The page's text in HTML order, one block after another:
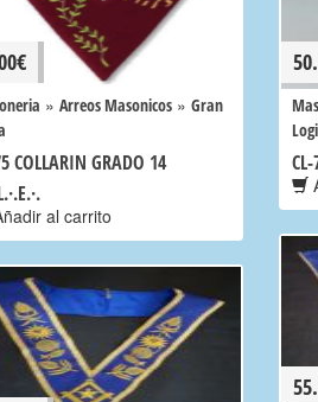
€
» Arreos Masonicos » Gran
COLLARIN GRADO 14
al carrito